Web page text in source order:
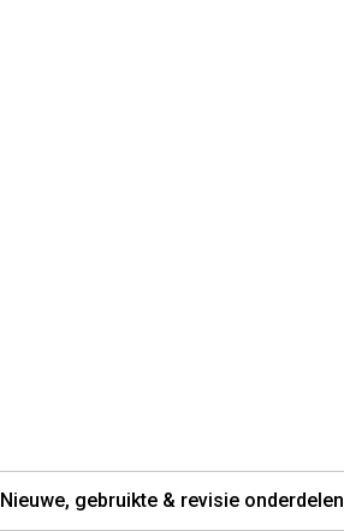
Nieuwe, gebruikte & revisie onderdelen